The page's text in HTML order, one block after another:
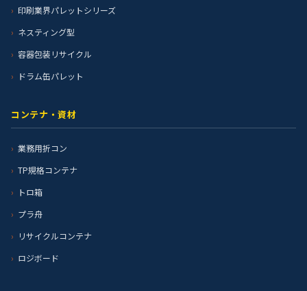
印刷業界パレットシリーズ
ネスティング型
容器包装リサイクル
ドラム缶パレット
コンテナ・資材
業務用折コン
TP規格コンテナ
トロ箱
プラ舟
リサイクルコンテナ
ロジボード